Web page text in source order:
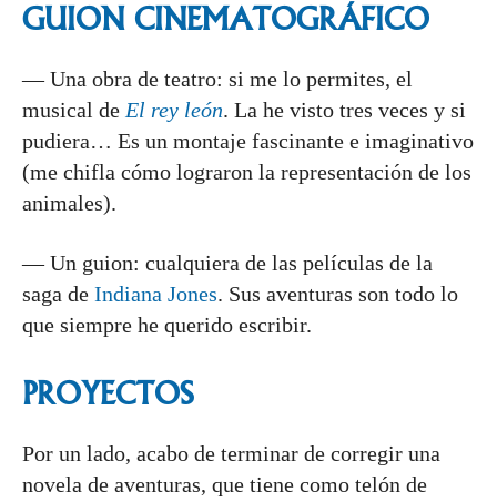
GUION CINEMATOGRÁFICO
— Una obra de teatro: si me lo permites, el
musical de El rey león. La he visto tres veces y si
pudiera… Es un montaje fascinante e imaginativo
(me chifla cómo lograron la representación de los
animales).
— Un guion: cualquiera de las películas de la
saga de Indiana Jones. Sus aventuras son todo lo
que siempre he querido escribir.
PROYECTOS
Por un lado, acabo de terminar de corregir una
novela de aventuras, que tiene como telón de